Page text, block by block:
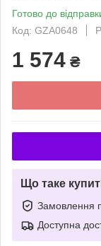
Готово до
Код: GZA0648
1 574 ₴
Що таке
Замовлення
Доступна